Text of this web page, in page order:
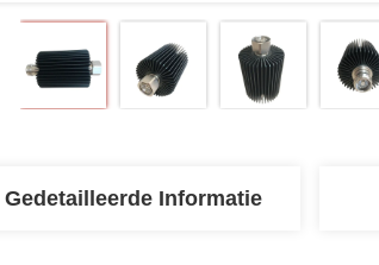
Gedetailleerde Informatie